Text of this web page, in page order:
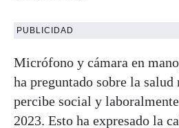
PUBLICIDAD
Micrófono y cámara en
ha preguntado sobre la
percibe social y
2023. Esto ha expresado la